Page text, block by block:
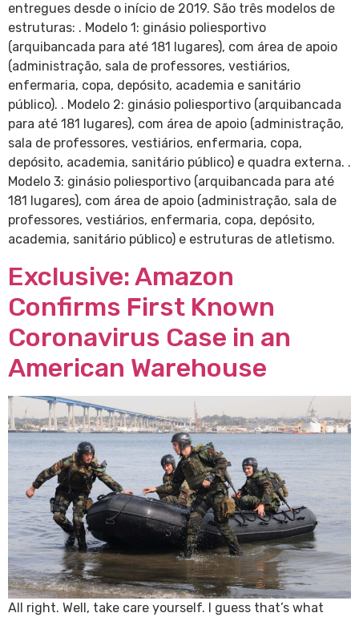
entregues desde o início de 2019. São três modelos de
estruturas: . Modelo 1: ginásio poliesportivo
(arquibancada para até 181 lugares), com área de apoio
(administração, sala de professores, vestiários,
enfermaria, copa, depósito, academia e sanitário
público). . Modelo 2: ginásio poliesportivo (arquibancada
para até 181 lugares), com área de apoio (administração,
sala de professores, vestiários, enfermaria, copa,
depósito, academia, sanitário público) e quadra externa. .
Modelo 3: ginásio poliesportivo (arquibancada para até
181 lugares), com área de apoio (administração, sala de
professores, vestiários, enfermaria, copa, depósito,
academia, sanitário público) e estruturas de atletismo.
Exclusive: Amazon
Confirms First Known
Coronavirus Case in an
American Warehouse
All right. Well, take care yourself. I guess that’s what